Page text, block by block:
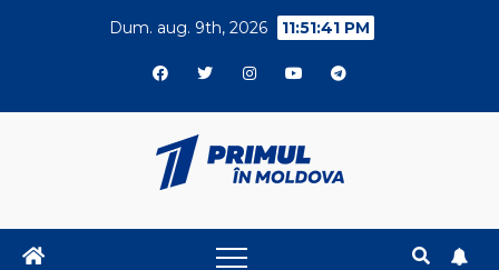
Dum. aug. 9th, 2026 11:51:41 PM